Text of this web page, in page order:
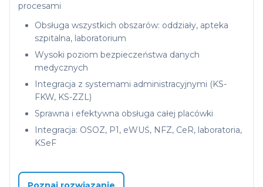
procesami
Obsługa wszystkich obszarów: oddziały, apteka
szpitalna, laboratorium
Wysoki poziom bezpieczeństwa danych
medycznych
Integracja z systemami administracyjnymi (KS-
FKW, KS-ZZL)
Sprawna i efektywna obsługa całej placówki
Integracja: OSOZ, P1, eWUŚ, NFZ, CeR, laboratoria,
KSeF